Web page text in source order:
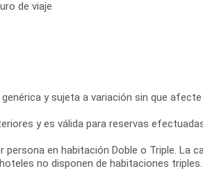
de viaje
y sujeta a variación sin que
y es válida para reservas
persona en habitación Doble o Triple. La
no disponen de habitaciones triples.